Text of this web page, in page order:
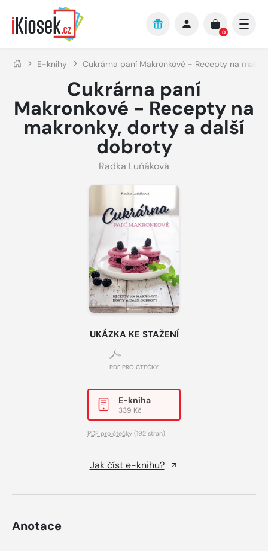
Přejít na hlavní obsah
0
E-knihy Cukrárna paní Makronkové - Recepty na
Cukrárna paní
Makronkové - Recepty na
makronky, dorty a další
dobroty
Radka Luňáková
UKÁZKA KE STAŽENÍ
PDF PRO ČTEČKY
E-kniha
339 Kč
PDF pro čtečky (192 stran)
Jak číst e-knihu?
Anotace